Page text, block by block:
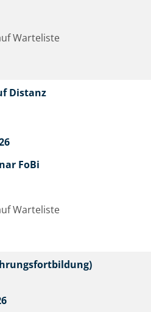
Warteliste
Distanz
FoBi
Warteliste